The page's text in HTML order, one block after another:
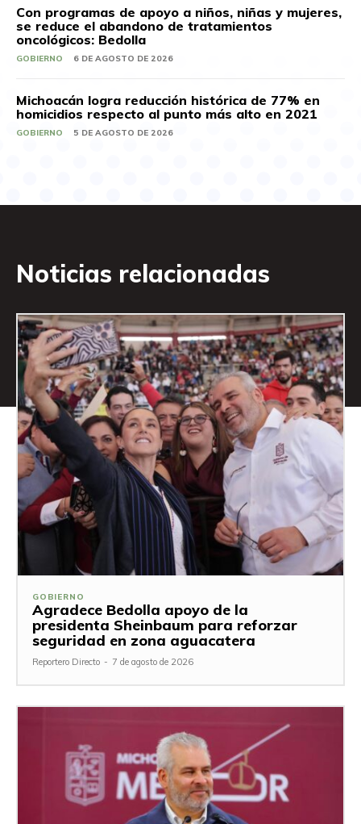
Con programas de apoyo a niños, niñas y mujeres,
se reduce el abandono de tratamientos
oncológicos: Bedolla
GOBIERNO 6 DE AGOSTO DE 2026
Michoacán logra reducción histórica de 77% en
homicidios respecto al punto más alto en 2021
GOBIERNO 5 DE AGOSTO DE 2026
Noticias relacionadas
GOBIERNO
Agradece Bedolla apoyo de la
presidenta Sheinbaum para reforzar
seguridad en zona aguacatera
Reportero Directo - 7 de agosto de 2026